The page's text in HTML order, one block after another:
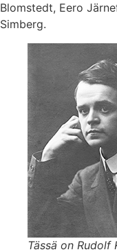
Blomstedt, Eero
Simberg.
Tässä on Rudolf